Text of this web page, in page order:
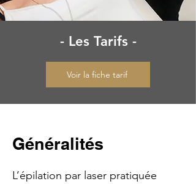
- Les Tarifs -
Voir la fiche tarif
Généralités
L’épilation par laser pratiquée